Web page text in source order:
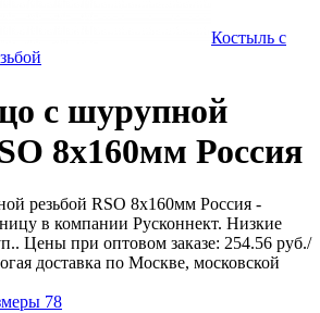
Костыль с
с шурупной
8х160мм Россия
резьбой RSO 8х160мм Россия -
в компании Русконнект. Низкие
Цены при оптовом заказе: 254.56 руб./
доставка по Москве, московской
78